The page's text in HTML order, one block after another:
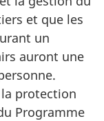
et que les
un
auront une
la protection
Programme